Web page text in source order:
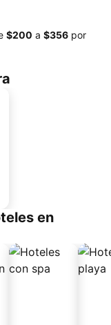
‎$200 a ‎$356 por
en